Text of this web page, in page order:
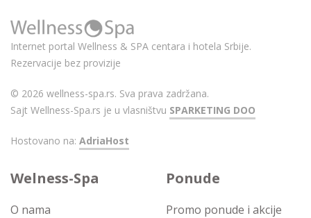
Internet portal Wellness & SPA centara i hotela Srbije.
Rezervacije bez provizije
© 2026 wellness-spa.rs. Sva prava zadržana.
Sajt Wellness-Spa.rs je u vlasništvu SPARKETING DOO
Hostovano na: AdriaHost
Welness-Spa
O nama
Ponude
Promo ponude i akcije